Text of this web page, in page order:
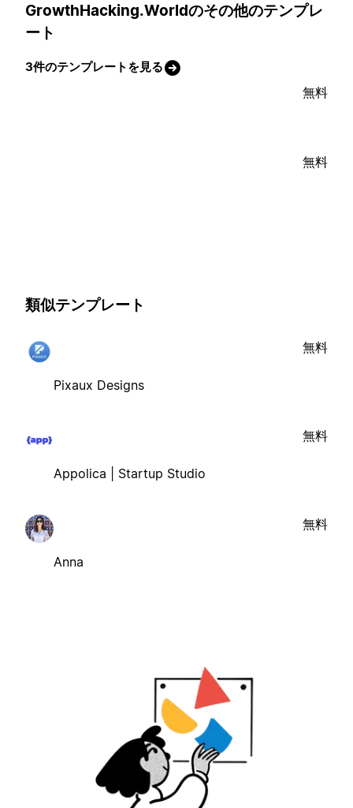
GrowthHacking.Worldのその他のテンプレ
ート
3件のテンプレートを見る
無料
無料
類似テンプレート
Pixaux Designs
無料
Appolica | Startup Studio
無料
Anna
無料